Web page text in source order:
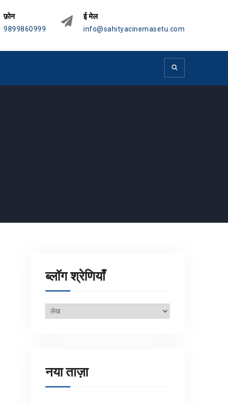
फ़ोन
9899860999
ई मेल
info@sahityacinemasetu.com
ब्लॉग श्रेणियाँ
ब्लॉग
नया ताज़ा